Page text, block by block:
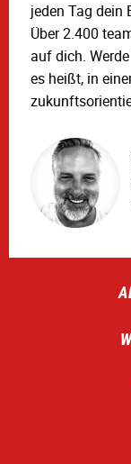
jeden Tag dein
Über 2.400
auf dich.
es heißt, in